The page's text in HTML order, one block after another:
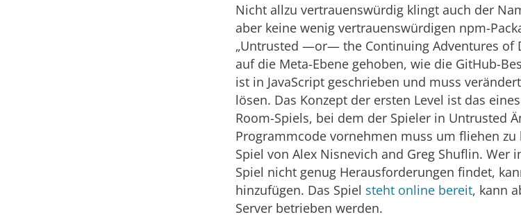
Nicht allzu vertrauenswürdig klingt auch der
aber keine wenig vertrauenswürdigen npm-
„Untrusted —or— the Continuing Adventures of
auf die Meta-Ebene gehoben, wie die GitHub-
ist in JavaScript geschrieben und muss
lösen. Das Konzept der ersten Level ist das
Room-Spiels, bei dem der Spieler in Untrusted
Programmcode vornehmen muss um fliehen
Spiel von Alex Nisnevich and Greg Shuflin. Wer
Spiel nicht genug Herausforderungen findet,
hinzufügen. Das Spiel steht online bereit, kann
Server betrieben werden.